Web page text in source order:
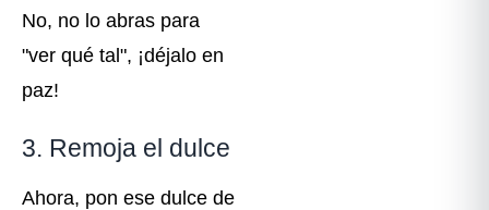
No, no lo abras para
"ver qué tal", ¡déjalo en
paz!
3. Remoja el dulce
Ahora, pon ese dulce de